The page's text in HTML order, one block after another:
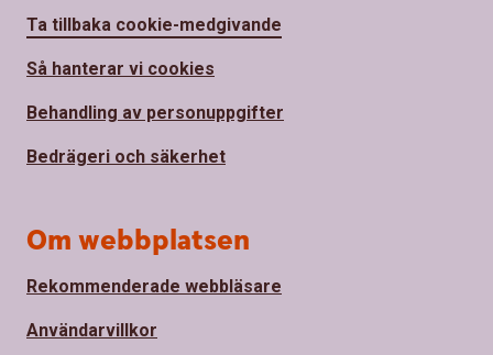
Ta tillbaka cookie-medgivande
Så hanterar vi cookies
Behandling av personuppgifter
Bedrägeri och säkerhet
Om webbplatsen
Rekommenderade webbläsare
Användarvillkor